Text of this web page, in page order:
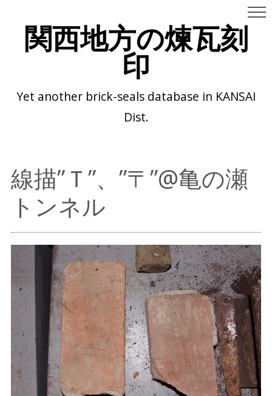
関西地方の煉瓦刻
印
Yet another brick-seals database in KANSAI
Dist.
線描”Ｔ”、”〒”@亀の瀬
トンネル